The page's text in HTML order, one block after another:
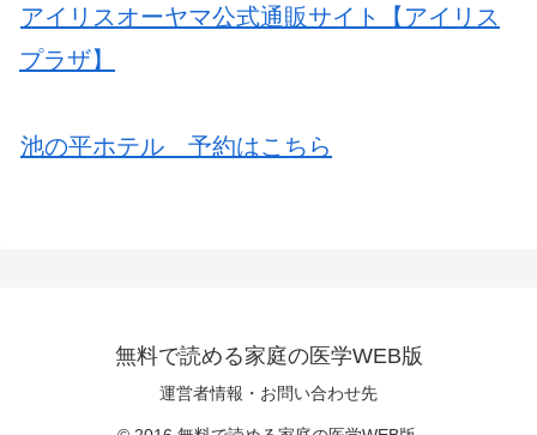
アイリスオーヤマ公式通販サイト【アイリス
プラザ】
池の平ホテル 予約はこちら
無料で読める家庭の医学WEB版
運営者情報・お問い合わせ先